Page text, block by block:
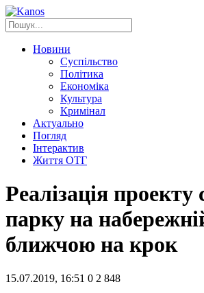
Новини
Суспільство
Політика
Економіка
Культура
Кримінал
Актуально
Погляд
Інтерактив
Життя ОТГ
Реалізація проекту
парку на
ближчою на крок
15.07.2019, 16:51 0 2 848